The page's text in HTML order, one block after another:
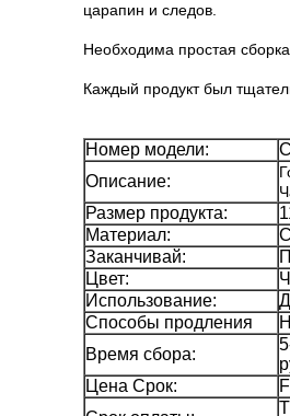
царапин и следов.
Необходима простая
Каждый продукт был
Номер модели:
Описание:
Размер продукта:
Материал:
Заканчивай:
Цвет:
Использование:
Способы продления
Время сбора:
Цена Срок: